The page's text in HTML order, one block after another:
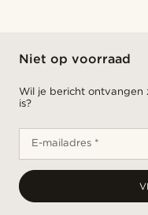
Niet op voorraad
Wil je bericht
is?
E-mailadres *